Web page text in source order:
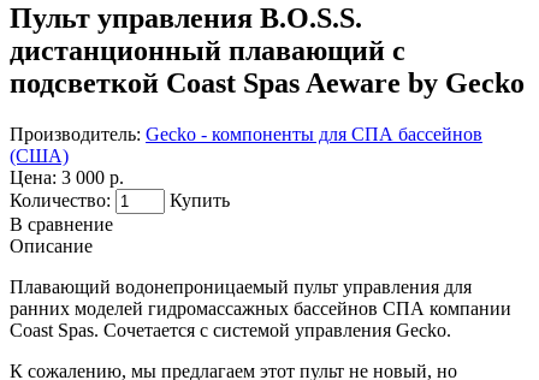
Пульт управления B.O.S.S.
дистанционный плавающий с
подсветкой Coast Spas Aeware by Gecko
Производитель: Gecko - компоненты для СПА бассейнов
(США)
Цена: 3 000 р.
Количество:
Купить
В сравнение
Описание
Плавающий водонепроницаемый пульт управления для
ранних моделей гидромассажных бассейнов СПА компании
Coast Spas. Сочетается с системой управления Gecko.
К сожалению, мы предлагаем этот пульт не новый, но